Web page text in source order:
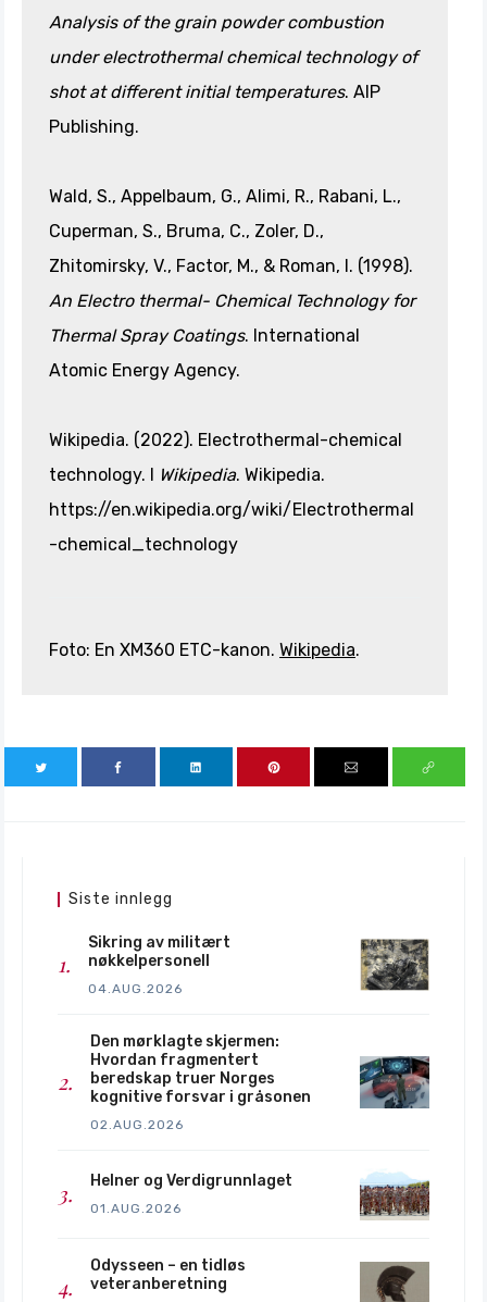
Analysis of the grain powder combustion
under electrothermal chemical technology of
shot at different initial temperatures. AIP
Publishing.
Wald, S., Appelbaum, G., Alimi, R., Rabani, L.,
Cuperman, S., Bruma, C., Zoler, D.,
Zhitomirsky, V., Factor, M., & Roman, I. (1998).
An Electro thermal- Chemical Technology for
Thermal Spray Coatings. International
Atomic Energy Agency.
Wikipedia. (2022). Electrothermal-chemical
technology. I Wikipedia. Wikipedia.
https://en.wikipedia.org/wiki/Electrothermal
-chemical_technology
Foto: En XM360 ETC-kanon. Wikipedia.
Siste innlegg
Sikring av militært
nøkkelpersonell
04.AUG.2026
Den mørklagte skjermen:
Hvordan fragmentert
beredskap truer Norges
kognitive forsvar i gråsonen
02.AUG.2026
Helner og Verdigrunnlaget
01.AUG.2026
Odysseen – en tidløs
veteranberetning